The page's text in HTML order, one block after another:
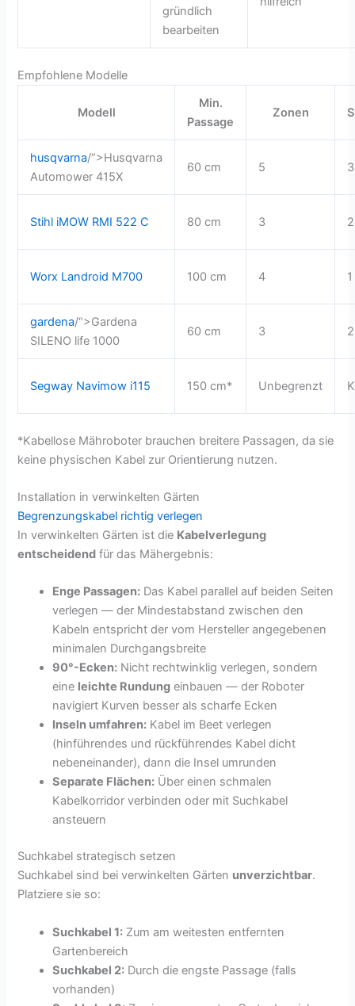
gründlich
bearbeiten
Empfohlene Modelle
Modell
Min.
Passage
Zonen
husqvarna/“>Husqvarna
Automower 415X
60 cm 5 3
Stihl iMOW RMI 522 C 80 cm 3 2
Worx Landroid M700 100 cm 4 1
gardena/“>Gardena
SILENO life 1000
60 cm 3 2
Segway Navimow i115 150 cm* Unbegrenzt
*Kabellose Mähroboter brauchen breitere Passagen, da sie
keine physischen Kabel zur Orientierung nutzen.
Installation in verwinkelten Gärten
Begrenzungskabel richtig verlegen
In verwinkelten Gärten ist die Kabelverlegung
entscheidend für das Mähergebnis:
Enge Passagen: Das Kabel parallel auf beiden Seiten
verlegen — der Mindestabstand zwischen den
Kabeln entspricht der vom Hersteller angegebenen
minimalen Durchgangsbreite
90°-Ecken: Nicht rechtwinklig verlegen, sondern
eine leichte Rundung einbauen — der Roboter
navigiert Kurven besser als scharfe Ecken
Inseln umfahren: Kabel im Beet verlegen
(hinführendes und rückführendes Kabel dicht
nebeneinander), dann die Insel umrunden
Separate Flächen: Über einen schmalen
Kabelkorridor verbinden oder mit Suchkabel
ansteuern
Suchkabel strategisch setzen
Suchkabel sind bei verwinkelten Gärten unverzichtbar.
Platziere sie so:
Suchkabel 1: Zum am weitesten entfernten
Gartenbereich
Suchkabel 2: Durch die engste Passage (falls
vorhanden)